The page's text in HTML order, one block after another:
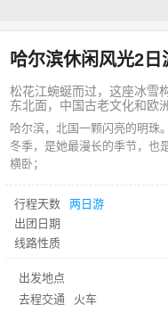
哈尔滨休闲风光2日
松花江蜿蜒而过，这座冰雪
东北面，中国古老文化和欧
哈尔滨，北国一颗闪亮的明珠
冬季，是她最漫长的季节，也
横卧；
行程天数
两日游
出团日期
线路性质
出发地点
去程交通
火车